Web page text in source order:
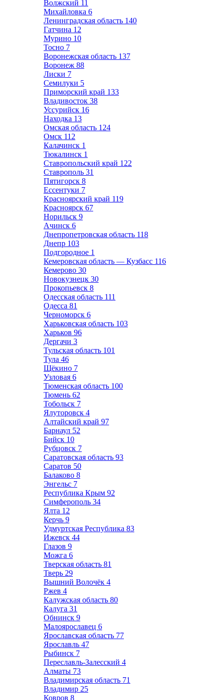
Волжский 11
Михайловка 6
Ленинградская область 140
Гатчина 12
Мурино 10
Тосно 7
Воронежская область 137
Воронеж 88
Лиски 7
Семилуки 5
Приморский край 133
Владивосток 38
Уссурийск 16
Находка 13
Омская область 124
Омск 112
Калачинск 1
Тюкалинск 1
Ставропольский край 122
Ставрополь 31
Пятигорск 8
Ессентуки 7
Красноярский край 119
Красноярск 67
Норильск 9
Ачинск 6
Днепропетровская область 118
Днепр 103
Подгородное 1
Кемеровская область — Кузбасс 116
Кемерово 30
Новокузнецк 30
Прокопьевск 8
Одесская область 111
Одесса 81
Черноморск 6
Харьковская область 103
Харьков 96
Дергачи 3
Тульская область 101
Тула 46
Щёкино 7
Узловая 6
Тюменская область 100
Тюмень 62
Тобольск 7
Ялуторовск 4
Алтайский край 97
Барнаул 52
Бийск 10
Рубцовск 7
Саратовская область 93
Саратов 50
Балаково 8
Энгельс 7
Республика Крым 92
Симферополь 34
Ялта 12
Керчь 9
Удмуртская Республика 83
Ижевск 44
Глазов 9
Можга 6
Тверская область 81
Тверь 29
Вышний Волочёк 4
Ржев 4
Калужская область 80
Калуга 31
Обнинск 9
Малоярославец 6
Ярославская область 77
Ярославль 47
Рыбинск 7
Переславль-Залесский 4
Алматы 73
Владимирская область 71
Владимир 25
Ковров 8